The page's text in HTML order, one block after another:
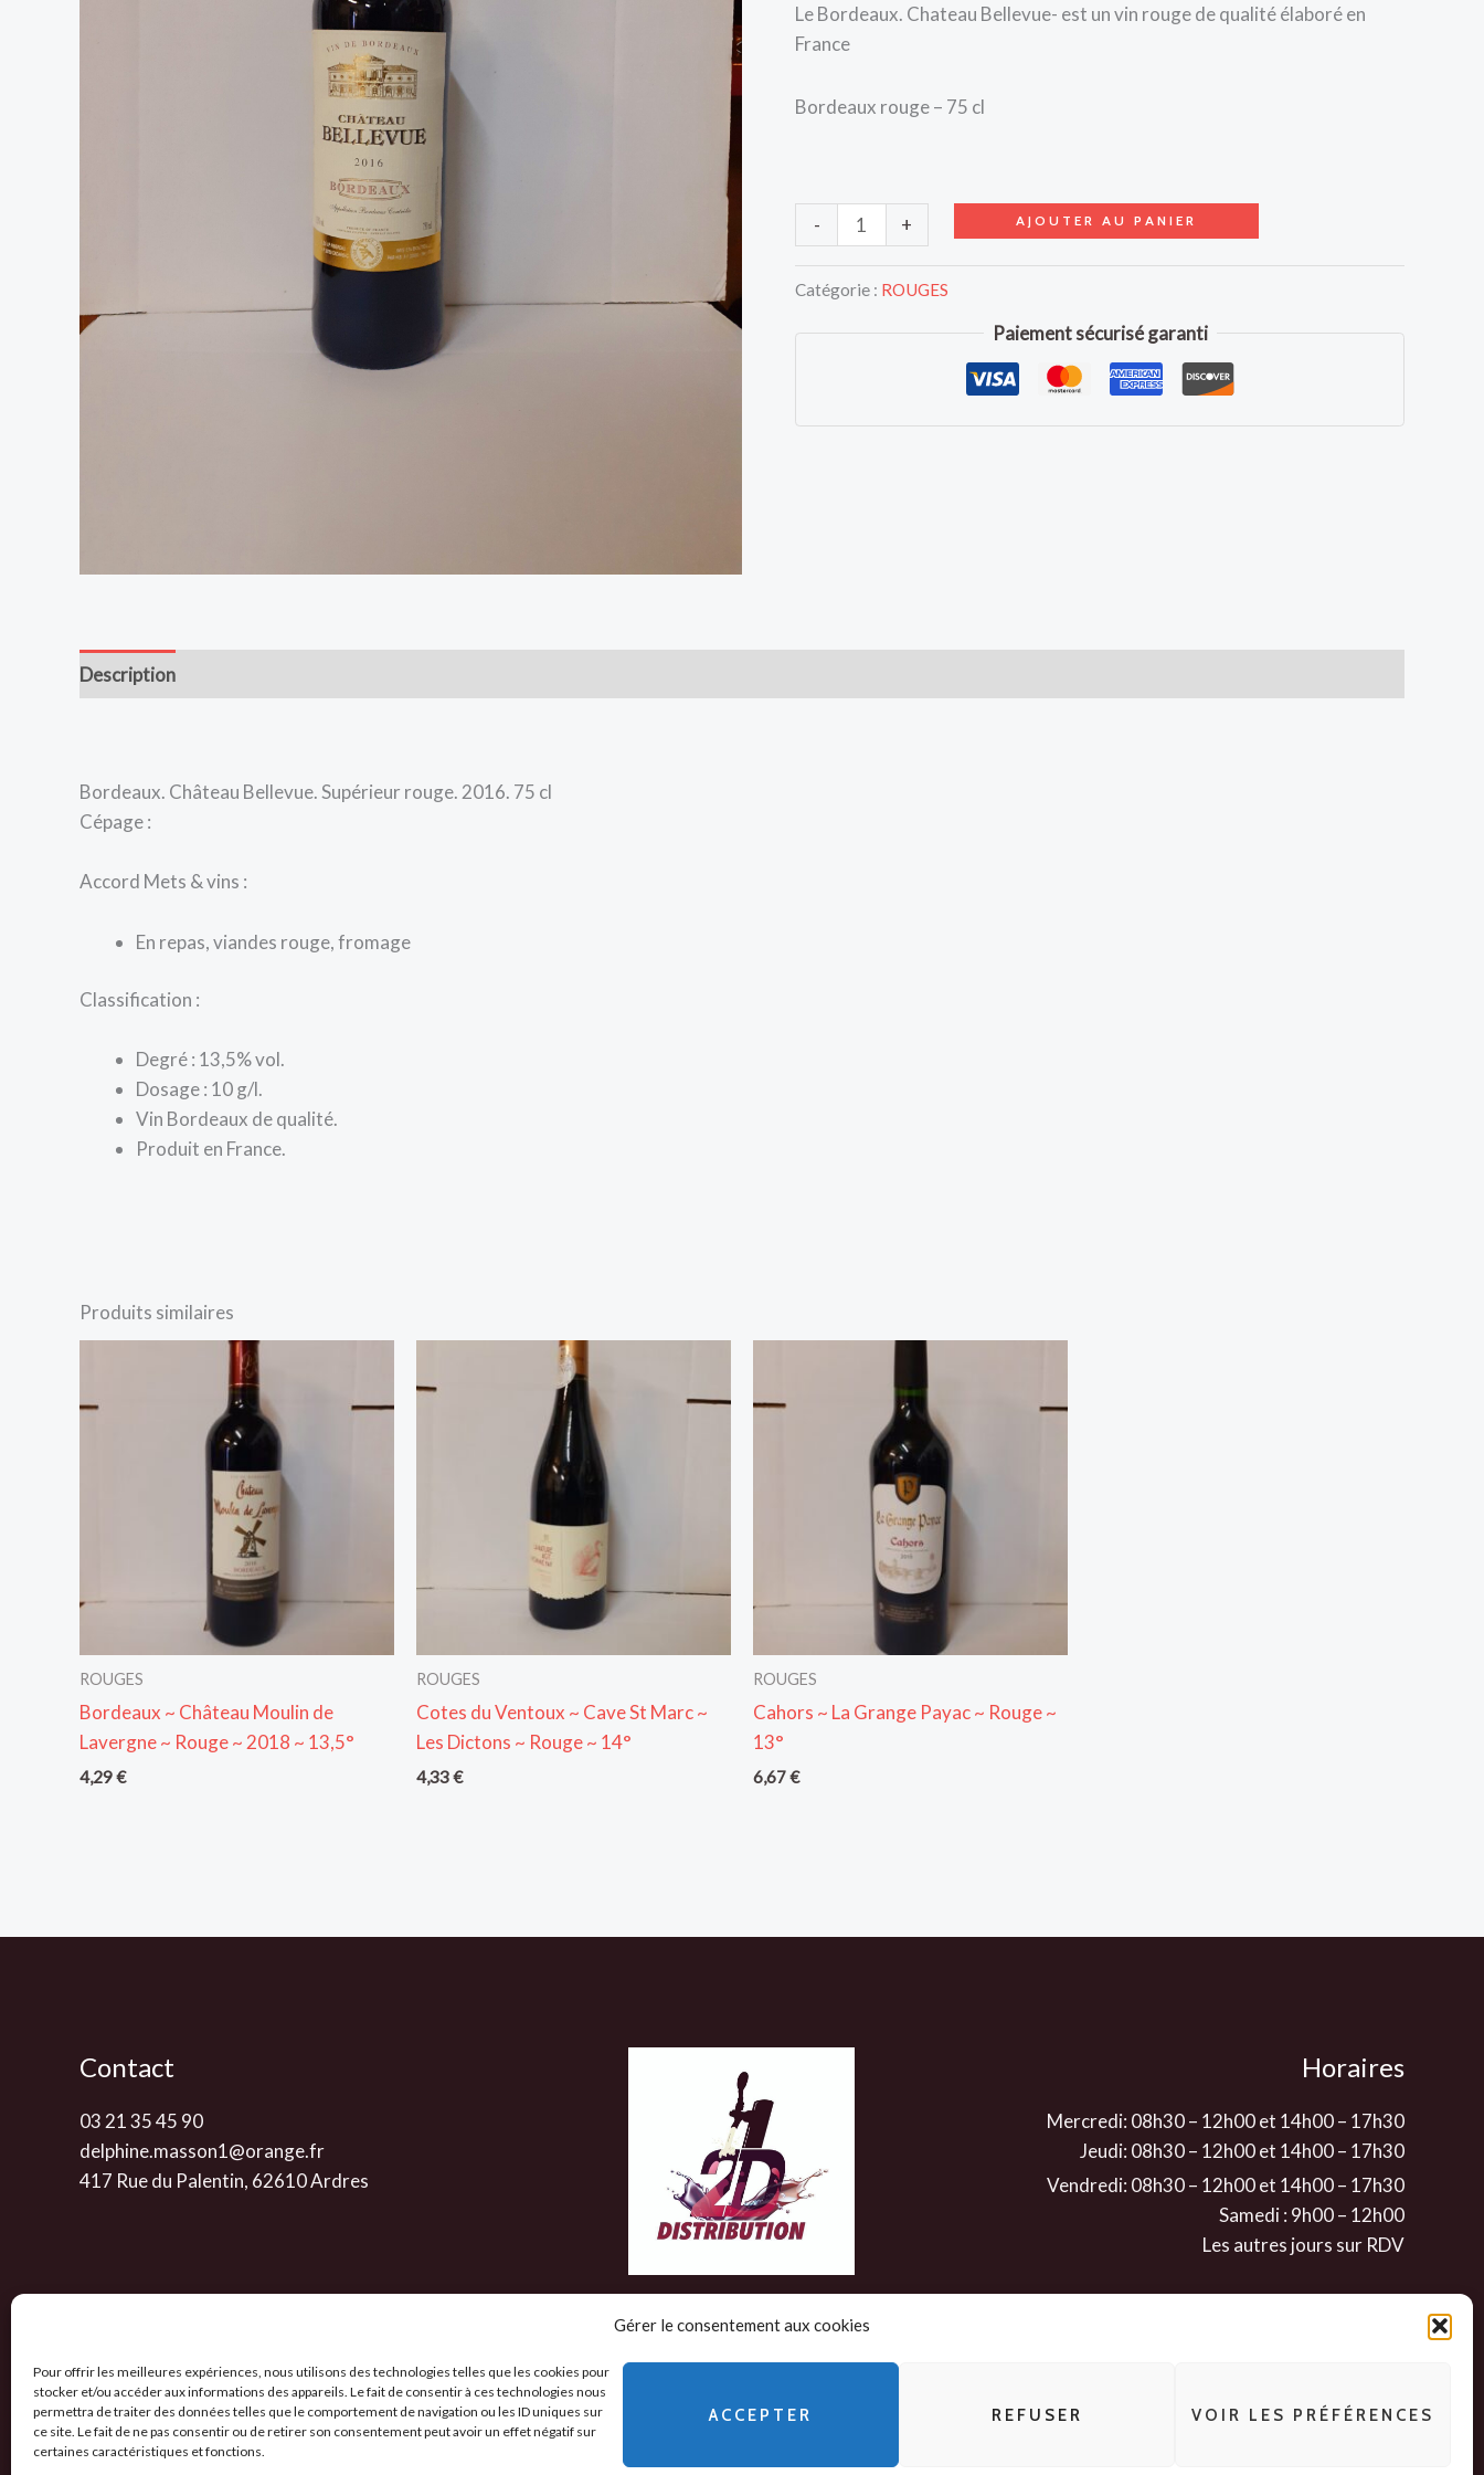
Gérer le consentement aux cookies
Pour offrir les meilleures expériences, nous utilisons des technologies telles que les cookies pour
stocker et/ou accéder aux informations des appareils. Le fait de consentir à ces technologies nous
permettra de traiter des données telles que le comportement de navigation ou les ID uniques sur
ce site. Le fait de ne pas consentir ou de retirer son consentement peut avoir un effet négatif sur
certaines caractéristiques et fonctions.
ACCEPTER REFUSER VOIR LES PRÉFÉRENCES
Le Bordeaux. Chateau Bellevue- est un vin rouge de qualité élaboré en
France
Bordeaux rouge – 75 cl
-
~
+ AJOUTER AU PANIER
Catégorie : ROUGES
Paiement sécurisé garanti
Description
Bordeaux. Château Bellevue. Supérieur rouge. 2016. 75 cl
Cépage :
Accord Mets & vins :
En repas, viandes rouge, fromage
Classification :
Degré : 13,5% vol.
Dosage : 10 g/l.
Vin Bordeaux de qualité.
Produit en France.
Produits similaires
ROUGES
Bordeaux ~ Château Moulin de
Lavergne ~ Rouge ~ 2018 ~ 13,5°
4,29€
ROUGES
Cotes du Ventoux ~ Cave St Marc ~
Les Dictons ~ Rouge ~ 14°
4,33€
ROUGES
Cahors ~ La Grange Payac ~ Rouge ~
13°
6,67€
Contact
03 21 35 45 90
delphine.masson1@orange.fr
417 Rue du Palentin, 62610 Ardres
Horaires
Mercredi: 08h30 – 12h00 et 14h00 – 17h30
Jeudi: 08h30 – 12h00 et 14h00 – 17h30
Vendredi: 08h30 – 12h00 et 14h00 – 17h30
Samedi : 9h00 – 12h00
Les autres jours sur RDV
Politique de confidentialité-CGV-Mentions Légales-
Politique des cookies